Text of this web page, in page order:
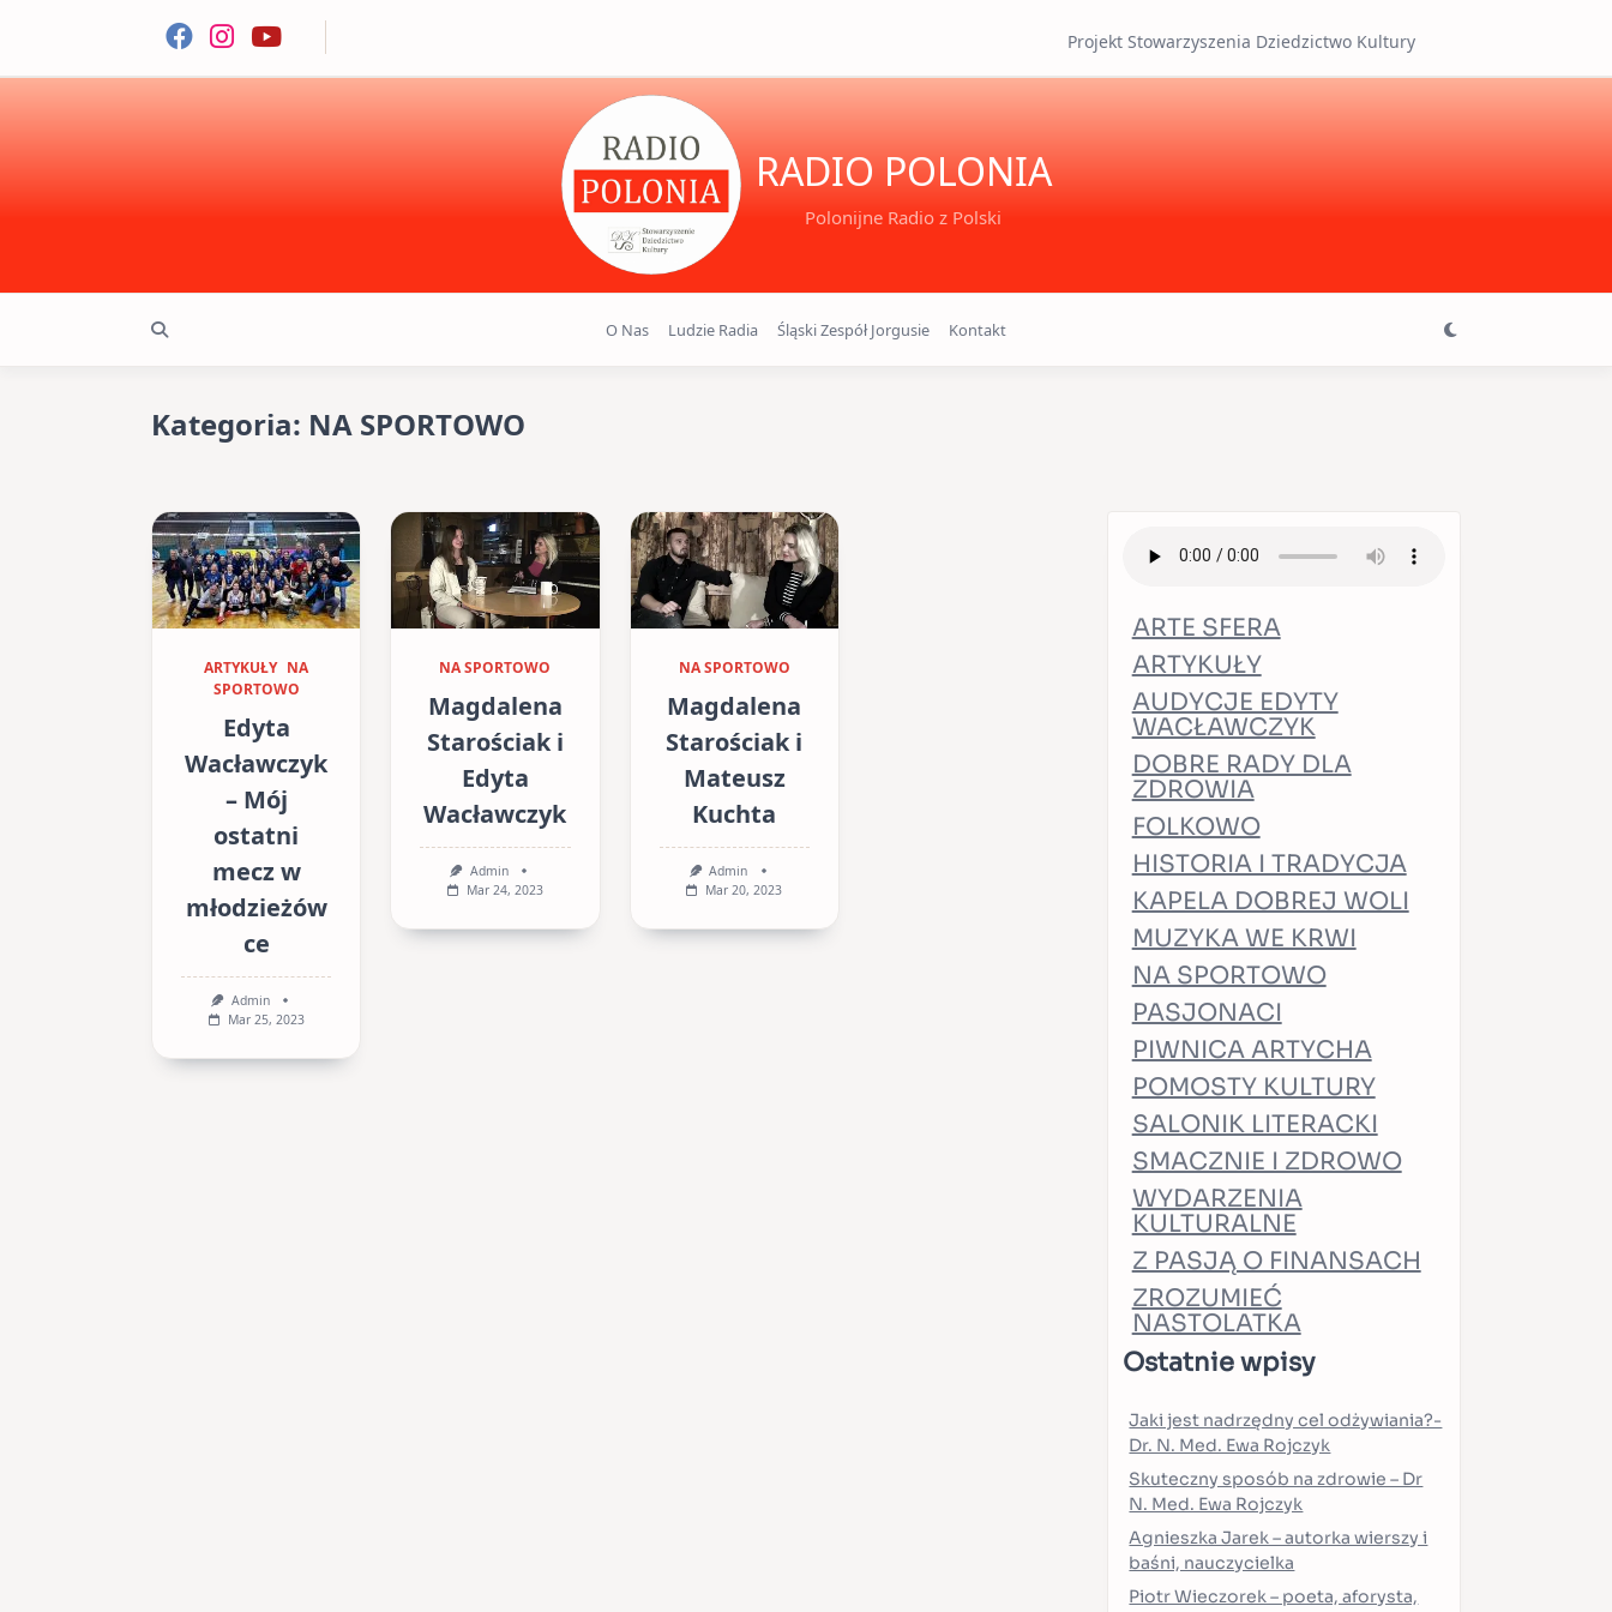
Projekt Stowarzyszenia Dziedzictwo Kultury
RADIO POLONIA
Polonijne Radio z Polski
O Nas Ludzie Radia Śląski Zespół Jorgusie Kontakt
Kategoria: NA SPORTOWO
ARTYKUŁY NA
SPORTOWO
Edyta
Wacławczyk
– Mój
ostatni
mecz w
młodzieżów
ce
Admin
Mar 25, 2023
NA SPORTOWO
Magdalena
Starościak i
Edyta
Wacławczyk
Admin
Mar 24, 2023
NA SPORTOWO
Magdalena
Starościak i
Mateusz
Kuchta
Admin
Mar 20, 2023
ARTE SFERA
ARTYKUŁY
AUDYCJE EDYTY
WACŁAWCZYK
DOBRE RADY DLA
ZDROWIA
FOLKOWO
HISTORIA I TRADYCJA
KAPELA DOBREJ WOLI
MUZYKA WE KRWI
NA SPORTOWO
PASJONACI
PIWNICA ARTYCHA
POMOSTY KULTURY
SALONIK LITERACKI
SMACZNIE I ZDROWO
WYDARZENIA
KULTURALNE
Z PASJĄ O FINANSACH
ZROZUMIEĆ
NASTOLATKA
Ostatnie wpisy
Jaki jest nadrzędny cel odżywiania?-
Dr. N. Med. Ewa Rojczyk
Skuteczny sposób na zdrowie – Dr
N. Med. Ewa Rojczyk
Agnieszka Jarek – autorka wierszy i
baśni, nauczycielka
Piotr Wieczorek – poeta, aforysta,